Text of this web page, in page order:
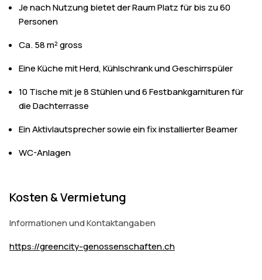
Je nach Nutzung bietet der Raum Platz für bis zu 60
Personen
Ca. 58 m² gross
Eine Küche mit Herd, Kühlschrank und Geschirrspüler
10 Tische mit je 8 Stühlen und 6 Festbankgarnituren für
die Dachterrasse
Ein Aktivlautsprecher sowie ein fix installierter Beamer
WC-Anlagen
Kosten & Vermietung
Informationen und Kontaktangaben
https://greencity-genossenschaften.ch